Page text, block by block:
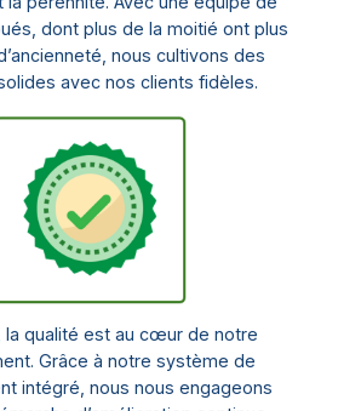
dont plus de la moitié ont plus
nous cultivons des
avec nos clients fidèles.
la qualité est au cœur de notre
Grâce à notre système de
intégré, nous nous engageons